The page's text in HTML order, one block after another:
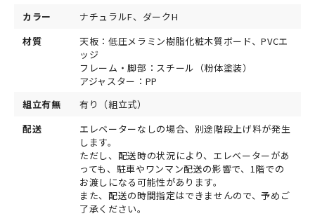
カラー
ナチュラルF、ダークH
材質
天板：低圧メラミン樹脂化粧木質ボード、PVCエ
ッジ
フレーム・脚部：スチール（粉体塗装）
アジャスター：PP
組立有無
有り（組立式）
配送
エレベーターなしの場合、別途階段上げ料が発生
します。
ただし、配送時の状況により、エレベーターがあ
っても、駐車やワンマン配送の影響で、1階での
お渡しになる可能性があります。
また、配送の時間指定はできませんので、予めご
了承ください。